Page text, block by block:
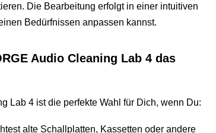
Die Bearbeitung erfolgt in einer intuitiven
Bedürfnissen anpassen kannst.
Audio Cleaning Lab 4 das
Lab 4 ist die perfekte Wahl für Dich, wenn Du:
alte Schallplatten, Kassetten oder andere